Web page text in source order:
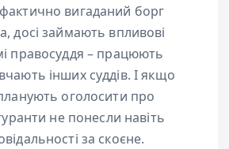
вигаданий борг
досі займають впливові
правосуддя – працюють
інших суддів. І якщо
оголосити про
не понесли навіть
за скоєне.